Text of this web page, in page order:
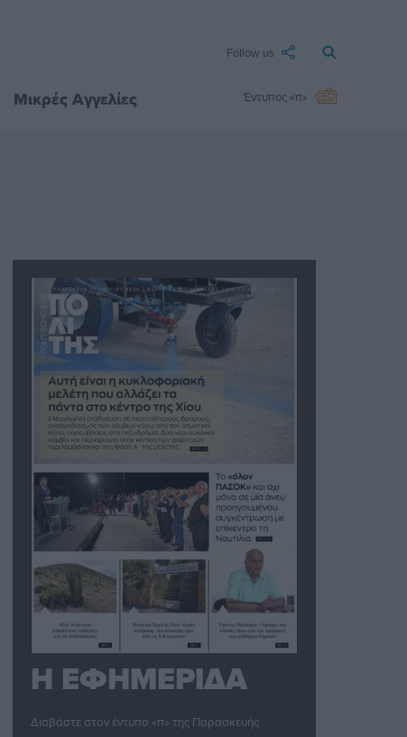
Follow us
Μικρές Αγγελίες Έντυπος «π»
Η ΕΦΗΜΕΡΙΔΑ
Διαβάστε στον έντυπο «π» της Παρασκευής